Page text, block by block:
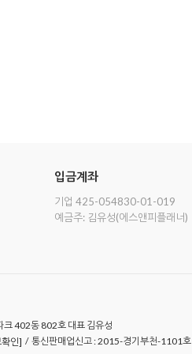
입금계좌
기업 425-054830-01-019
예금주: 김유성(에스앤피플래너)
크 402동 802호 대표 김유성
인] / 통신판매업신고 : 2015-경기부천-1101호